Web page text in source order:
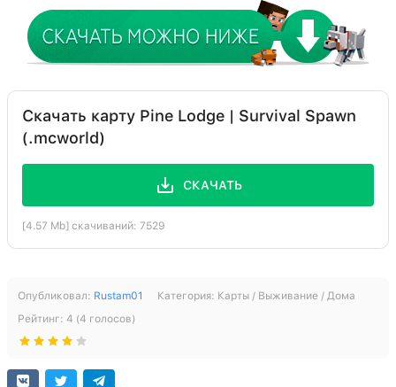
Скачать карту Pine Lodge | Survival Spawn
(.mcworld)
СКАЧАТЬ
[4.57 Mb] скачиваний: 7529
Опубликовал: Rustam01 Категория: Карты / Выживание / Дома
Рейтинг: 4 (4 голосов)